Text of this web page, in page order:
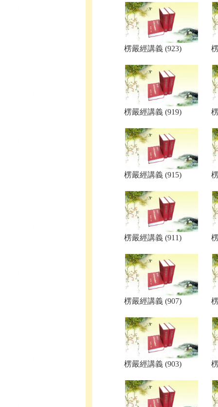
楞嚴經講義 (923)
楞嚴經講義 (919)
楞嚴經講義 (915)
楞嚴經講義 (911)
楞嚴經講義 (907)
楞嚴經講義 (903)